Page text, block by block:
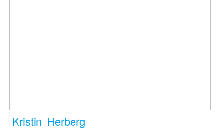
Kristin Herberg